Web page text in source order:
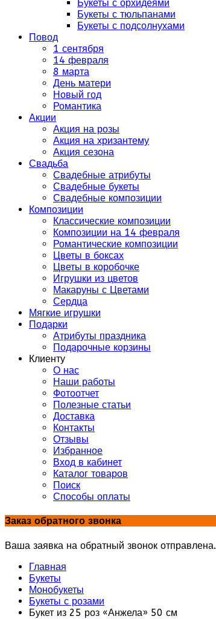
Букеты с орхидеями
Букеты с тюльпанами
Букеты с подсолнухами
Повод
1 сентября
14 февраля
8 марта
День матери
Новый год
Романтика
Акции
Акция на розы
Акция на хризантему
Акция сезона
Свадьба
Свадебные атрибуты
Свадебные букеты
Свадебные композиции
Композиции
Классические композиции
Композиции на 14 февраля
Романтические композиции
Цветы в боксах
Цветы в коробочке
Игрушки из цветов
Макаруны с Цветами
Сердца
Мягкие игрушки
Подарки
Атрибуты праздника
Подарочные корзины
Клиенту
О нас
Наши работы
Фотоотчет
Полезные статьи
Доставка
Контакты
Отзывы
Избранное
Вход в кабинет
Каталог товаров
Поиск
Способы оплаты
Заказ обратного звонка
Ваша заявка на обратный звонок отправлена.
Главная
Букеты
Монобукеты
Букеты с розами
Букет из 25 роз «Анжела» 50 см